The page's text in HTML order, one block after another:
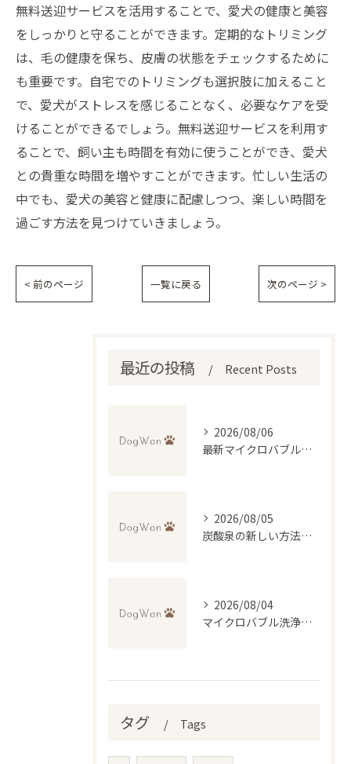
無料送迎サービスを活用することで、愛犬の健康と美容
をしっかりと守ることができます。定期的なトリミング
は、毛の健康を保ち、皮膚の状態をチェックするために
も重要です。自宅でのトリミングも選択肢に加えること
で、愛犬がストレスを感じることなく、必要なケアを受
けることができるでしょう。無料送迎サービスを利用す
ることで、飼い主も時間を有効に使うことができ、愛犬
との貴重な時間を増やすことができます。忙しい生活の
中でも、愛犬の美容と健康に配慮しつつ、楽しい時間を
過ごす方法を見つけていきましょう。
< 前のページ 一覧に戻る 次のページ >
最近の投稿 Recent Posts
2026/08/06
最新マイクロバブル技術で理想のふわふわ仕上げを実現するトリミング法
2026/08/05
炭酸泉の新しい方法で自宅再現と効果・デメリットを徹底比較
2026/08/04
マイクロバブル洗浄が叶える低刺激トリミングの魅力
タグ Tags